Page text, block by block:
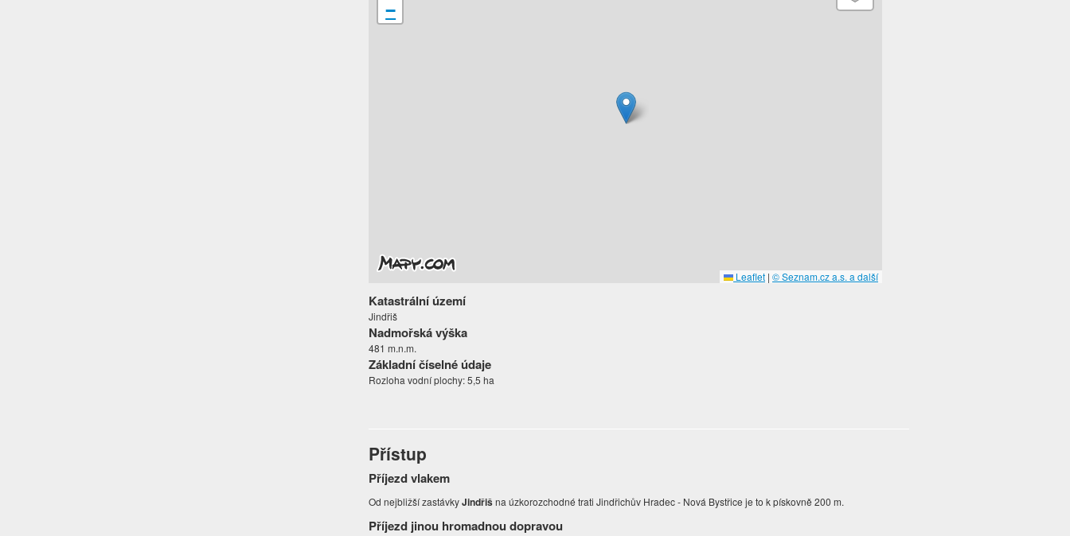
−
Leaflet | © Seznam.cz a.s. a další
Katastrální území
Jindřiš
Nadmořská výška
481 m.n.m.
Základní číselné údaje
Rozloha vodní plochy: 5,5 ha
Přístup
Příjezd vlakem
Od nejbližší zastávkyJindřišna úzkorozchodné trati Jindřichův Hradec - Nová Bystřice je to k pískovně 200 m.
Příjezd jinou hromadnou dopravou